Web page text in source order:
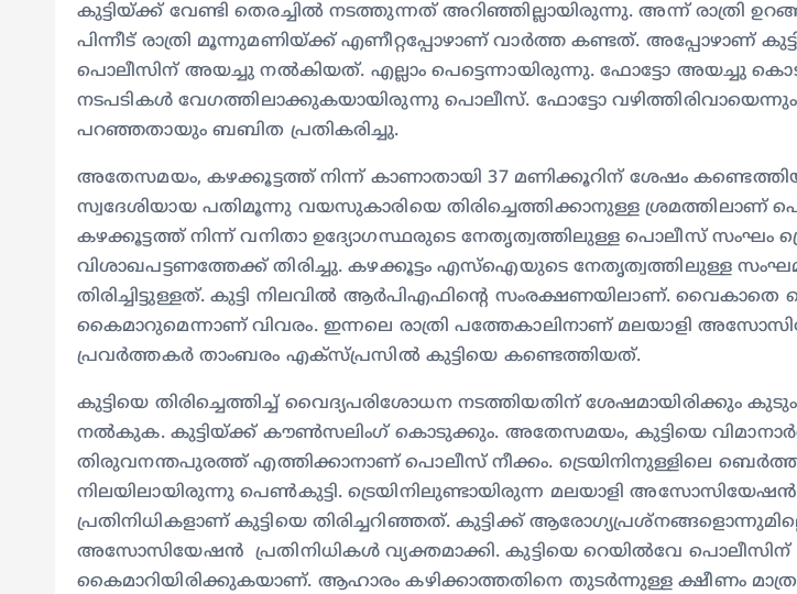
കുട്ടിയ്ക്ക് വേണ്ടി തെരച്ചിൽ നടത്തുന്നത് അറിഞ്ഞില്ലായിരുന്നു. അന്ന് രാത്രി
പിന്നീട് രാത്രി മൂന്നുമണിയ്ക്ക് എണീറ്റപ്പോഴാണ് വാർത്ത കണ്ടത്. അപ്പോഴാണ്
പൊലീസിന് അയച്ചു നൽകിയത്. എല്ലാം പെട്ടെന്നായിരുന്നു. ഫോട്ടോ അയച്ചു
നടപടികൾ വേ​ഗത്തിലാക്കുകയായിരുന്നു പൊലീസ്. ഫോട്ടോ
പറഞ്ഞതായും ബബിത പ്രതികരിച്ചു.
അതേസമയം, കഴക്കൂട്ടത്ത് നിന്ന് കാണാതായി 37 മണിക്കൂറിന് ശേഷം
സ്വദേശിയായ പതിമൂന്നു വയസുകാരിയെ തിരിച്ചെത്തിക്കാനുള്ള ശ്രമത്തിലാണ്
കഴക്കൂട്ടത്ത് നിന്ന് വനിതാ ഉദ്യോഗസ്ഥരുടെ നേതൃത്വത്തിലുള്ള പൊലീസ് സംഘം
വിശാഖപട്ടണത്തേക്ക് തിരിച്ചു. കഴക്കൂട്ടം എസ്ഐയുടെ നേതൃത്വത്തിലുള്ള
തിരിച്ചിട്ടുള്ളത്. കുട്ടി നിലവിൽ ആ‍ർപിഎഫിന്‍റെ സംരക്ഷണയിലാണ്.
കൈമാറുമെന്നാണ് വിവരം. ഇന്നലെ രാത്രി പത്തേകാലിനാണ് മലയാളി
പ്രവർത്തകർ താംബരം എക്സ്‍പ്രസിൽ കുട്ടിയെ കണ്ടെത്തിയത്.
കുട്ടിയെ തിരിച്ചെത്തിച്ച് വൈദ്യപരിശോധന നടത്തിയതിന് ശേഷമായിരിക്കും
നൽകുക. കുട്ടിയ്ക്ക് കൗൺസലിം​ഗ് കൊടുക്കും. അതേസമയം, കുട്ടിയെ
തിരുവനന്തപുരത്ത് എത്തിക്കാനാണ് പൊലീസ് നീക്കം. ട്രെയിനിനുള്ളിലെ
നിലയിലായിരുന്നു പെണ്‍കുട്ടി. ട്രെയിനിലുണ്ടായിരുന്ന മലയാളി അസോസിയേഷന്‍
പ്രതിനിധികളാണ് കുട്ടിയെ തിരിച്ചറിഞ്ഞത്. കുട്ടിക്ക്
അസോസിയേഷന്‍ പ്രതിനിധികള്‍ വ്യക്തമാക്കി. കുട്ടിയെ റെയില്‍വേ പൊലീസിന്
കൈമാറിയിരിക്കുകയാണ്. ആഹാരം കഴിക്കാത്തതിനെ തുടര്‍ന്നുള്ള ക്ഷീണം